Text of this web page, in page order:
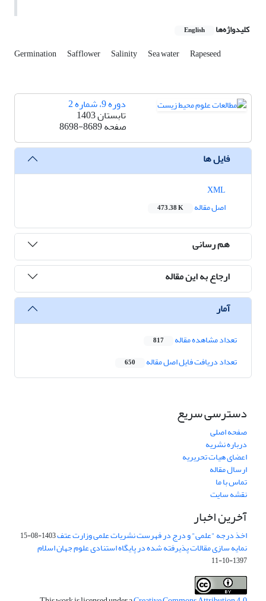
کلیدواژه‌ها English
Germination Safflower Salinity Sea water Rapeseed
دوره 9، شماره 2
تابستان 1403
صفحه8698-8689
فایل ها
اصل مقاله
473.38 K
هم رسانی
ارجاع به این مقاله
آمار
تعداد مشاهده مقاله 817
تعداد دریافت فایل اصل مقاله 650
دسترسی سریع
صفحه اصلی
درباره نشریه
اعضای هیات تحریریه
ارسال مقاله
تماس با ما
نقشه سایت
آخرین اخبار
اخذ درجه "علمی" و درج در فهرست نشریات علمی وزارت عتف1403-08-15
نمایه سازی مقالات پذیرفته شده در پایگاه استنادی علوم جهان اسلام
1397-10-11